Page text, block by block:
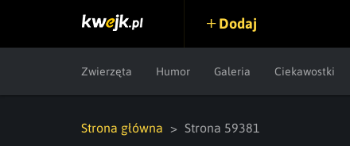
Dodaj
Zwierzęta Humor Galeria Ciekawostki
Strona główna Strona 59381